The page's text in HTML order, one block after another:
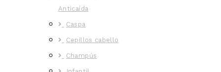
Anticaída
Caspa
Cepillos cabello
Champús